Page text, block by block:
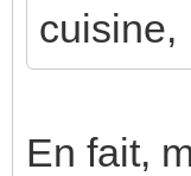
cuisine,
En fait,